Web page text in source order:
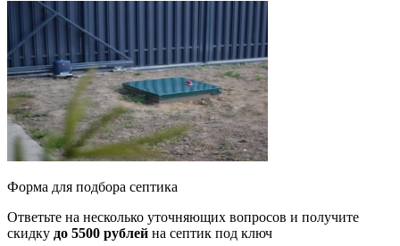
Форма для подбора септика
Ответьте на несколько уточняющих вопросов и получите
скидку до 5500 рублей на септик под ключ